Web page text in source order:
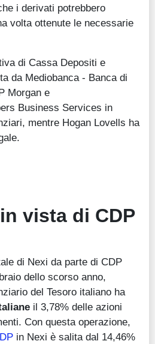
i derivati potrebbero
volta ottenute le necessarie
di Cassa Depositi e
da Mediobanca - Banca di
Morgan e
Business Services in
mentre Hogan Lovells ha
vista di CDP
di Nexi da parte di CDP
dello scorso anno,
del Tesoro italiano ha
il 3,78% delle azioni
Con questa operazione,
in Nexi è salita dal 14,46%